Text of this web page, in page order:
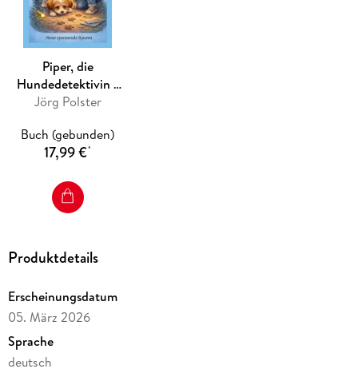
Piper, die
Hundedetektivin -
Teil 2
Jörg Polster
Buch (gebunden)
17,99 €*
Produktdetails
Erscheinungsdatum
05. März 2026
Sprache
deutsch